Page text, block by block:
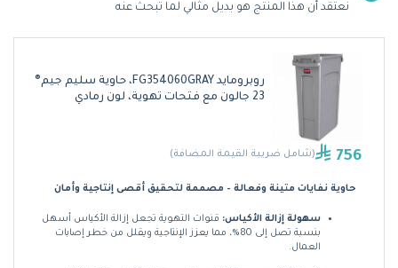
نعتقد أن هذا المنتج هو بديل مثالي لما تبحث عنه
روبرومايد FG354060GRAY، حاوية سليم جيم®
23 جالون مع فتحات تهوية، لون رمادي
756 (شامل ضريبة القيمة المضافة)
حاوية نفايات متينة وفعالة – مصممة لتحقيق أقصى إنتاجية وأمان
سهولة إزالة الأكياس: قنوات التهوية تجعل إزالة الأكياس أسهل
بنسبة تصل إلى 80%، مما يعزز الإنتاجية ويقلل من خطر إصابات
العمال.